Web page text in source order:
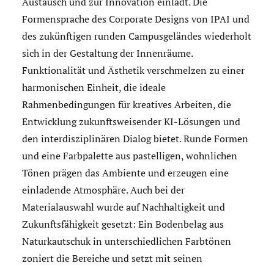
Formensprache des Corporate Designs von IPAI und
des zukünftigen runden Campusgeländes wiederholt
sich in der Gestaltung der Innenräume.
Funktionalität und Ästhetik verschmelzen zu einer
harmonischen Einheit, die ideale
Rahmenbedingungen für kreatives Arbeiten, die
Entwicklung zukunftsweisender KI-Lösungen und
den interdisziplinären Dialog bietet. Runde Formen
und eine Farbpalette aus pastelligen, wohnlichen
Tönen prägen das Ambiente und erzeugen eine
einladende Atmosphäre. Auch bei der
Materialauswahl wurde auf Nachhaltigkeit und
Zukunftsfähigkeit gesetzt: Ein Bodenbelag aus
Naturkautschuk in unterschiedlichen Farbtönen
zoniert die Bereiche und setzt mit seinen